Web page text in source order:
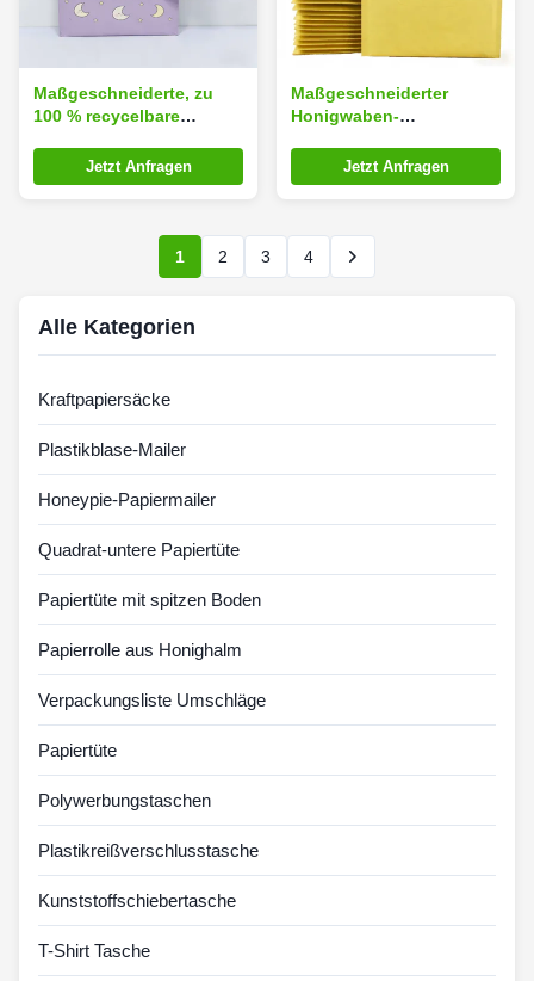
Maßgeschneiderte, zu
100 % recycelbare
Papierversandtasche mit
Honigwaben-
Schutzverpackungen
Jetzt Anfragen
Maßgeschneiderter
Honigwaben-
Honigwaben-
Polsterstruktur und 100
Jetzt Anfragen
1 2 3 4
Alle Kategorien
Kraftpapiersäcke
Plastikblase-Mailer
Honeypie-Papiermailer
Quadrat-untere Papiertüte
Papiertüte mit spitzen Boden
Papierrolle aus Honighalm
Verpackungsliste Umschläge
Papiertüte
Polywerbungstaschen
Plastikreißverschlusstasche
Kunststoffschiebertasche
T-Shirt Tasche